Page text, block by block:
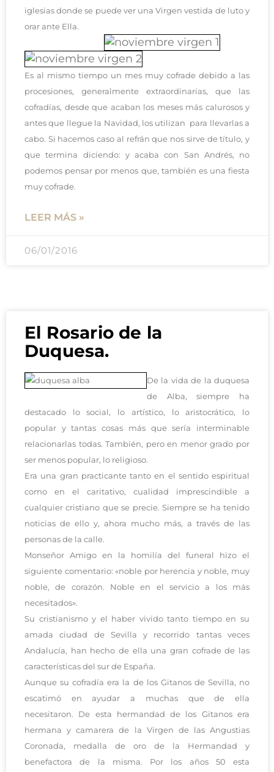
iglesias donde se puede ver una Virgen vestida de luto y
orar ante Ella.
Es al mismo tiempo un mes muy cofrade debido a las
procesiones, generalmente extraordinarias, que las
cofradías, desde que acaban los meses más calurosos y
antes que llegue la Navidad, los utilizan para llevarlas a
cabo. Si hacemos caso al refrán que nos sirve de título, y
que termina diciendo: y acaba con San Andrés, no
podemos pensar por menos que, también es una fiesta
muy cofrade.
LEER MÁS »
06/01/2016
El Rosario de la
Duquesa.
De la vida de la duquesa
de Alba, siempre ha
destacado lo social, lo artístico, lo aristocrático, lo
popular y tantas cosas más que sería interminable
relacionarlas todas. También, pero en menor grado por
ser menos popular, lo religioso.
Era una gran practicante tanto en el sentido espiritual
como en el caritativo, cualidad imprescindible a
cualquier cristiano que se precie. Siempre se ha tenido
noticias de ello y, ahora mucho más, a través de las
personas de la calle.
Monseñor Amigo en la homilía del funeral hizo el
siguiente comentario: «noble por herencia y noble, muy
noble, de corazón. Noble en el servicio a los más
necesitados».
Su cristianismo y el haber vivido tanto tiempo en su
amada ciudad de Sevilla y recorrido tantas veces
Andalucía, han hecho de ella una gran cofrade de las
características del sur de España.
Aunque su cofradía era la de los Gitanos de Sevilla, no
escatimó en ayudar a muchas que de ella
necesitaron. De esta hermandad de los Gitanos era
hermana y camarera de la Virgen de las Angustias
Coronada, medalla de oro de la Hermandad y
benefactora de la misma. Por los años 50 esta